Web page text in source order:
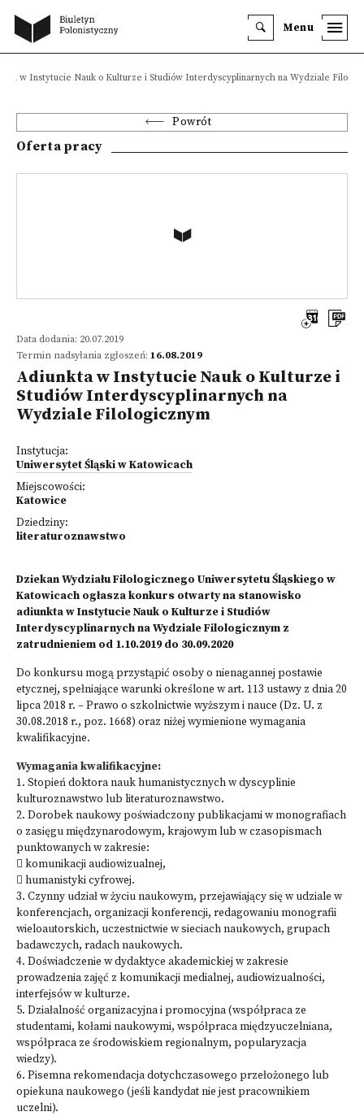
Menu
w Instytucie Nauk o Kulturze i Studiów Interdyscyplinarnych na Wydziale
Powrót
Oferta pracy
Data dodania: 20.07.2019
Termin nadsyłania zgłoszeń: 16.08.2019
Adiunkta w Instytucie Nauk o Kulturze i
Studiów Interdyscyplinarnych na
Wydziale Filologicznym
Instytucja:
Uniwersytet Śląski w Katowicach
Miejscowości:
Katowice
Dziedziny:
literaturoznawstwo
Dziekan Wydziału Filologicznego Uniwersytetu Śląskiego w
Katowicach ogłasza konkurs otwarty na stanowisko
adiunkta w Instytucie Nauk o Kulturze i Studiów
Interdyscyplinarnych na Wydziale Filologicznym z
zatrudnieniem od 1.10.2019 do 30.09.2020
Do konkursu mogą przystąpić osoby o nienagannej postawie
etycznej, spełniające warunki określone w art. 113 ustawy z dnia 20
lipca 2018 r. – Prawo o szkolnictwie wyższym i nauce (Dz. U. z
30.08.2018 r., poz. 1668) oraz niżej wymienione wymagania
kwalifikacyjne.
Wymagania kwalifikacyjne:
1. Stopień doktora nauk humanistycznych w dyscyplinie
kulturoznawstwo lub literaturoznawstwo.
2. Dorobek naukowy poświadczony publikacjami w monografiach
o zasięgu międzynarodowym, krajowym lub w czasopismach
punktowanych w zakresie:
 komunikacji audiowizualnej,
 humanistyki cyfrowej.
3. Czynny udział w życiu naukowym, przejawiający się w udziale w
konferencjach, organizacji konferencji, redagowaniu monografii
wieloautorskich, uczestnictwie w sieciach naukowych, grupach
badawczych, radach naukowych.
4. Doświadczenie w dydaktyce akademickiej w zakresie
prowadzenia zajęć z komunikacji medialnej, audiowizualności,
interfejsów w kulturze.
5. Działalność organizacyjna i promocyjna (współpraca ze
studentami, kołami naukowymi, współpraca międzyuczelniana,
współpraca ze środowiskiem regionalnym, popularyzacja
wiedzy).
6. Pisemna rekomendacja dotychczasowego przełożonego lub
opiekuna naukowego (jeśli kandydat nie jest pracownikiem
uczelni).